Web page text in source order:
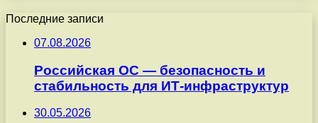
Последние записи
07.08.2026
Российская ОС — безопасность и
стабильность для ИТ-инфраструктур
30.05.2026